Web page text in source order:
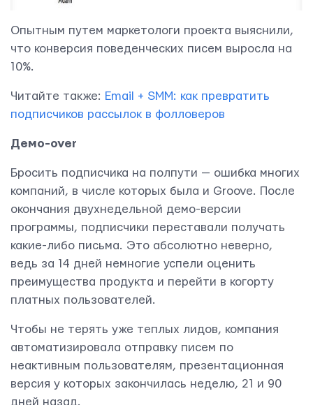
Опытным путем маркетологи проекта выяснили,
что конверсия поведенческих писем выросла на
10%.
Читайте также: Email + SMM: как превратить
подписчиков рассылок в фолловеров
Демо-over
Бросить подписчика на полпути — ошибка многих
компаний, в числе которых была и Groove. После
окончания двухнедельной демо-версии
программы, подписчики переставали получать
какие-либо письма. Это абсолютно неверно,
ведь за 14 дней немногие успели оценить
преимущества продукта и перейти в когорту
платных пользователей.
Чтобы не терять уже теплых лидов, компания
автоматизировала отправку писем по
неактивным пользователям, презентационная
версия у которых закончилась неделю, 21 и 90
дней назад.